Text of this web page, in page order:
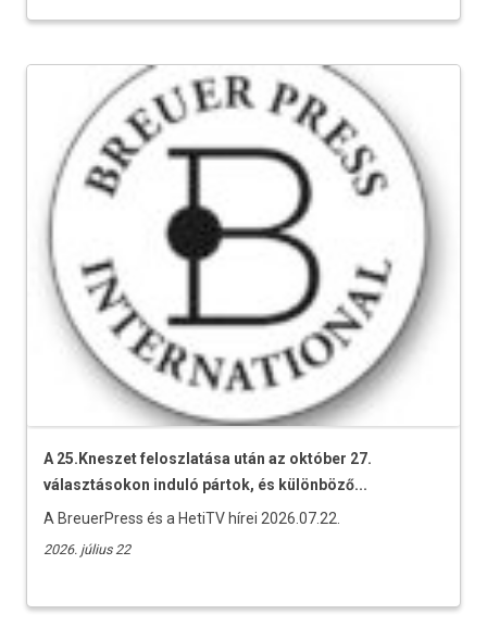
A 25.Kneszet feloszlatása után az október 27.
választásokon induló pártok, és különböző...
A BreuerPress és a HetiTV hírei 2026.07.22.
2026. július 22